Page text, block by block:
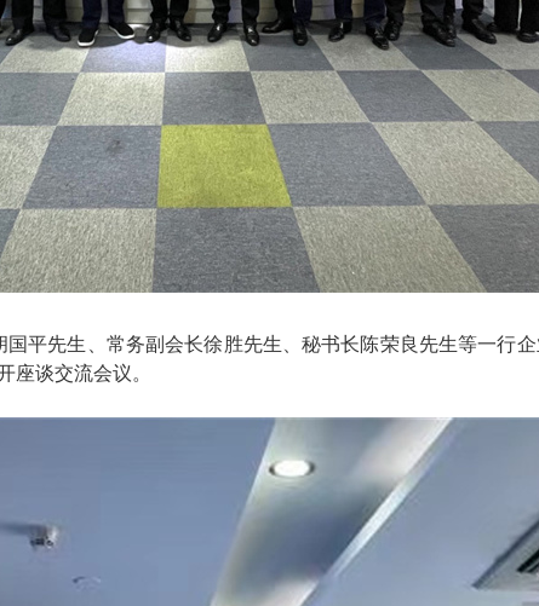
平先生、常务副会长徐胜先生、秘书长陈荣良先生等一行企
谈交流会议。